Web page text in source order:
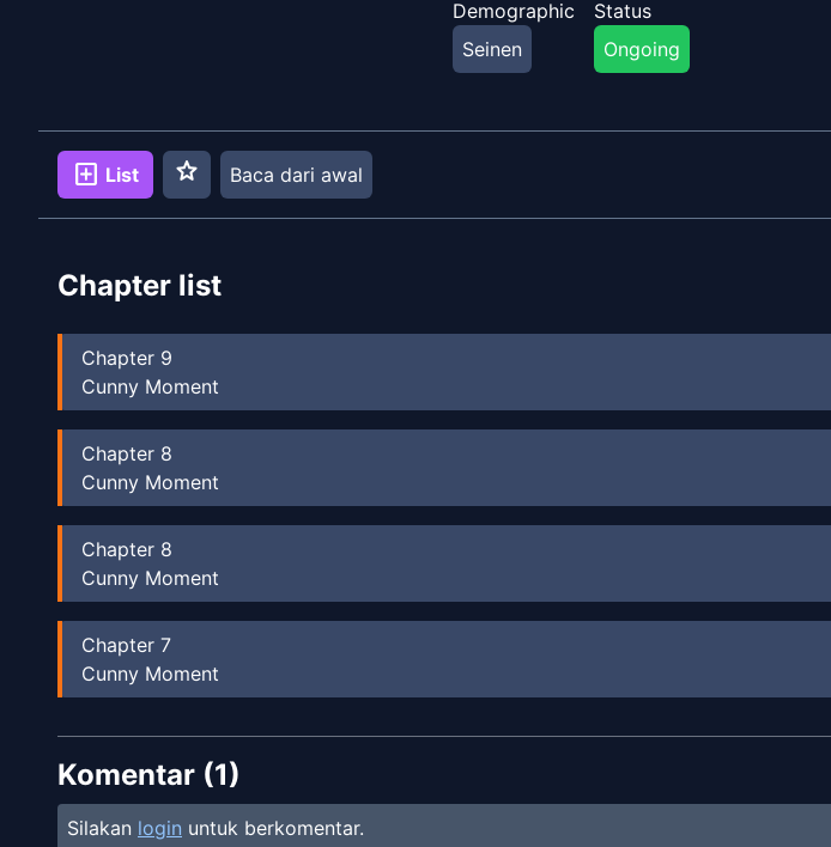
Demographic
Seinen
Status
Ongoing
add_box List star Baca dari awal
Chapter list
Chapter 9
Cunny Moment
Chapter 8
Cunny Moment
Chapter 8
Cunny Moment
Chapter 7
Cunny Moment
Chapter6
Cunny Moment
Chapter5
Komentar (1)
Silakan login untuk berkomentar.